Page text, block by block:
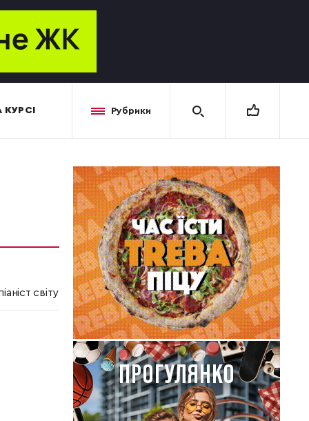
Рубрики
світу